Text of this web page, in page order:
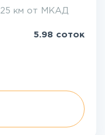
25 км от МКАД
5.98 соток